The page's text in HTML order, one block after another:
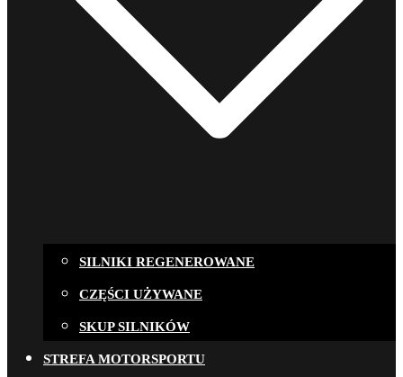
SILNIKI REGENEROWANE
CZĘŚCI UŻYWANE
SKUP SILNIKÓW
STREFA MOTORSPORTU